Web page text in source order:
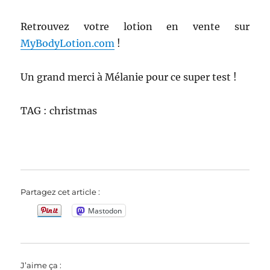
Retrouvez votre lotion en vente sur
MyBodyLotion.com !
Un grand merci à Mélanie pour ce super test !
TAG : christmas
Partagez cet article :
Mastodon
J’aime ça :